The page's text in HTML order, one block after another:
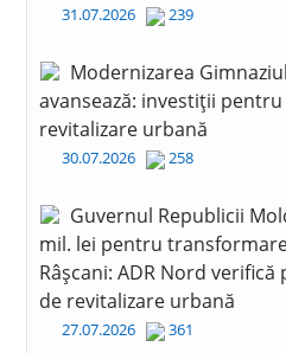
31.07.2026 239
Modernizarea
avansează: investiții
revitalizare urbană
30.07.2026 258
Guvernul Republicii
mil. lei pentru
Râșcani: ADR Nord
de revitalizare urbană
27.07.2026 361